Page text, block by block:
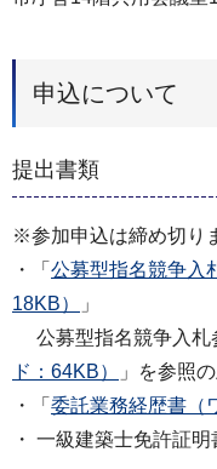
申込について
提出書類
※参加申込は締め切り
・「 公募型指名競争入
18KB）
」
公募型指名競争入札
ド：64KB）
」を参照
・「 委託業務経歴書（
・ 一級建築士免許証